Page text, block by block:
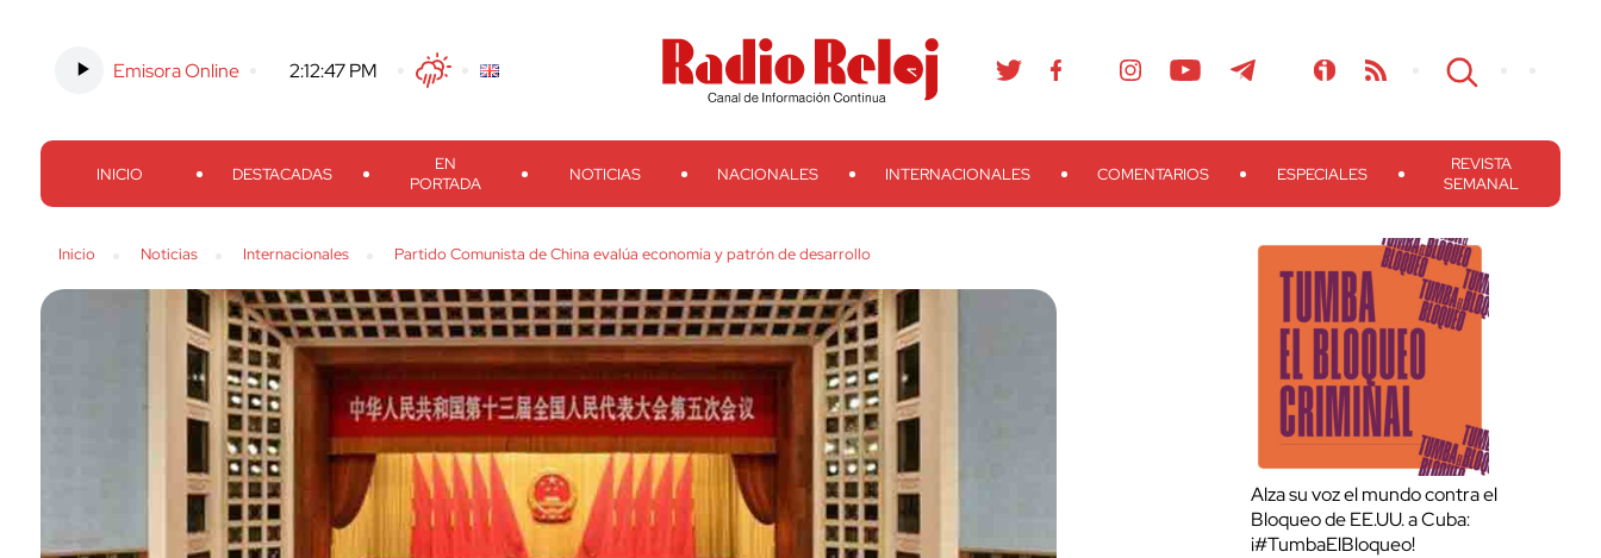
Emisora Online 2:12:48 PM TwitterFacebook
Threads
Instagram TelegramTeveo Ivoox RSS Search
INICIO DESTACADAS
EN
PORTADA
NOTICIAS NACIONALES INTERNACIONALES COMENTARIOS ESPECIALES
REVISTA
SEMANAL
Inicio Noticias Internacionales Partido Comunista de China evalúa economía y patrón de desarrollo
Alza su voz el mundo contra el
Bloqueo de EE.UU. a Cuba:
¡#TumbaElBloqueo!